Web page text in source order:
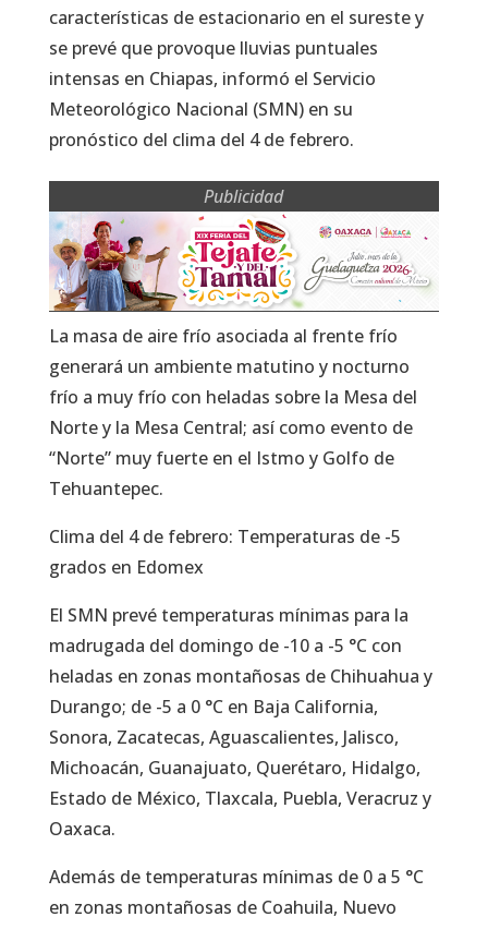
características de estacionario en el sureste y
se prevé que provoque lluvias puntuales
intensas en Chiapas, informó el Servicio
Meteorológico Nacional (SMN) en su
pronóstico del clima del 4 de febrero.
Publicidad
La masa de aire frío asociada al frente frío
generará un ambiente matutino y nocturno
frío a muy frío con heladas sobre la Mesa del
Norte y la Mesa Central; así como evento de
“Norte” muy fuerte en el Istmo y Golfo de
Tehuantepec.
Clima del 4 de febrero: Temperaturas de -5
grados en Edomex
El SMN prevé temperaturas mínimas para la
madrugada del domingo de -10 a -5 °C con
heladas en zonas montañosas de Chihuahua y
Durango; de -5 a 0 °C en Baja California,
Sonora, Zacatecas, Aguascalientes, Jalisco,
Michoacán, Guanajuato, Querétaro, Hidalgo,
Estado de México, Tlaxcala, Puebla, Veracruz y
Oaxaca.
Además de temperaturas mínimas de 0 a 5 °C
en zonas montañosas de Coahuila, Nuevo